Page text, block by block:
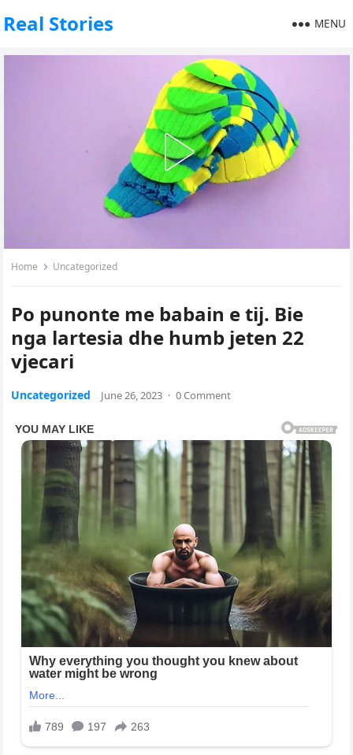
Real Stories MENU
Home Uncategorized
Po punonte me babain e tij. Bie
nga lartesia dhe humb jeten 22
vjecari
Uncategorized June 26, 2023 · 0 Comment